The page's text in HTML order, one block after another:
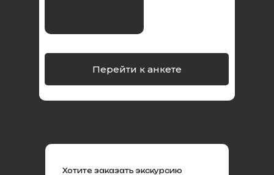
Перейти к анкете
Хотите заказать экскурсию